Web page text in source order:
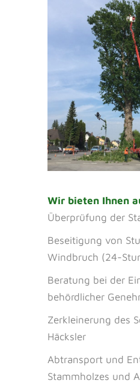
Wir bieten Ihnen
Überprüfung der
Beseitigung von
Windbruch (24-
Beratung bei der
behördlicher
Zerkleinerung des
Häcksler
Abtransport und
Stammholzes und